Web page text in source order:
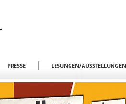
PRESSE LESUNGEN/AUSSTELLUNGEN